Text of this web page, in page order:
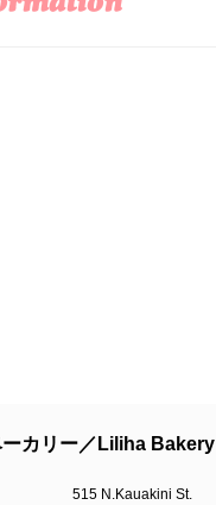
ーカリー／Liliha Bakery
515 N.Kauakini St.